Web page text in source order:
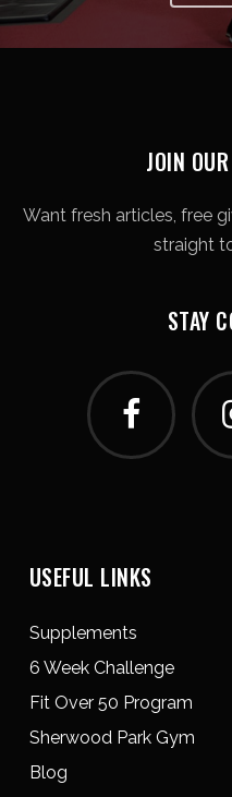
JOIN
Want fresh articles, free
straight
STAY
USEFUL LINKS
Supplements
6 Week Challenge
Fit Over 50 Program
Sherwood Park Gym
Blog